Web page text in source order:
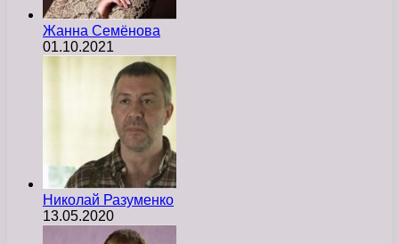
Жанна Семёнова
01.10.2021
Николай Разуменко
13.05.2020